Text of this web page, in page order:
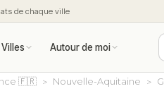
de chaque ville
Villes Autour de moi
🇫🇷 Nouvelle-Aquitaine